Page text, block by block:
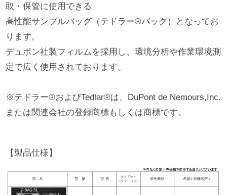
取・保管に使用できる
高性能サンプルバッグ（テドラー®バッグ）となってお
ります。
デュポン社製フィルムを採用し、環境分析や作業環境測
定で広く使用されております。
※テドラー®およびTedlar®は、DuPont de Nemours,Inc.
または関連会社の登録商標もしくは商標です。
【製品仕様】